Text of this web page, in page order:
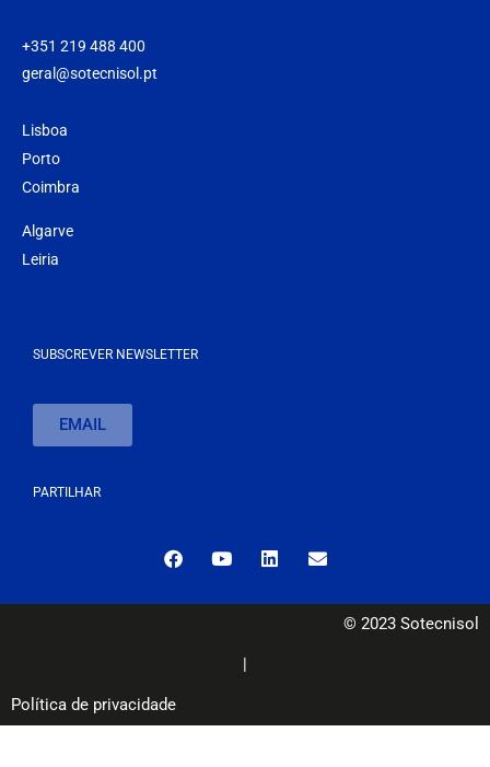
+351 219 488 400
geral@sotecnisol.pt
Lisboa
Porto
Coimbra
Algarve
Leiria
SUBSCREVER NEWSLETTER
EMAIL
PARTILHAR
© 2023 Sotecnisol
|
Política de privacidade